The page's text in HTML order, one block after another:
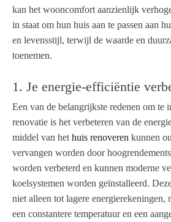
kan het wooncomfort aanzienlijk
in staat om hun huis aan te passen aan
en levensstijl, terwijl de waarde en
toenemen.
1. Je energie-efficiëntie
Een van de belangrijkste redenen om te
renovatie is het verbeteren van de
middel van het huis renoveren kunnen
vervangen worden door
worden verbeterd en kunnen moderne
koelsystemen worden geïnstalleerd.
niet alleen tot lagere energierekeningen,
een constantere temperatuur en een